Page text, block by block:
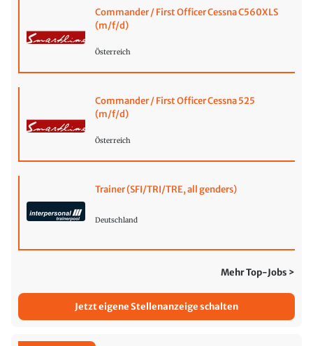
Commander / First Officer Cessna C560XLS
(m/f/d)
Österreich
Commander / First Officer Cessna 525
(m/f/d)
Österreich
Trainer (SFI/TRI/TRE, all genders)
Deutschland
Mehr Top-Jobs >
Jetzt eigene Stellenanzeige schalten